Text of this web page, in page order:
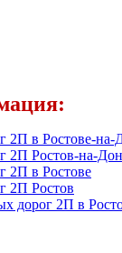
2П в Ростове-на-
2П Ростов-на-
2П в Ростове
2П Ростов
дорог 2П в